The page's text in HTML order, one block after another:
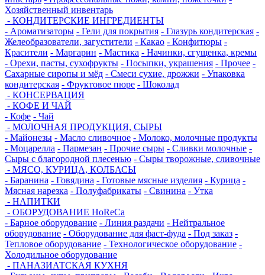
Хозяйственный инвентарь
- КОНДИТЕРСКИЕ ИНГРЕДИЕНТЫ
- Ароматизаторы - Гели для покрытия - Глазурь кондитерская -
Желеобразователи, загустители - Какао - Конфитюры -
Красители - Маргарин - Мастика - Начинки, сгущенка, кремы
- Орехи, пасты, сухофрукты - Посыпки, украшения - Прочее -
Сахарные сиропы и мёд - Смеси сухие, дрожжи - Упаковка
кондитерская - Фруктовое пюре - Шоколад
- КОНСЕРВАЦИЯ
- КОФЕ И ЧАЙ
- Кофе - Чай
- МОЛОЧНАЯ ПРОДУКЦИЯ, СЫРЫ
- Майонезы - Масло сливочное - Молоко, молочные продукты
- Моцарелла - Пармезан - Прочие сыры - Сливки молочные -
Сыры с благородной плесенью - Сыры творожные, сливочные
- МЯСО, КУРИЦА, КОЛБАСЫ
- Баранина - Говядина - Готовые мясные изделия - Курица -
Мясная нарезка - Полуфабрикаты - Свинина - Утка
- НАПИТКИ
- ОБОРУДОВАНИЕ HoReCa
- Барное оборудование - Линия раздачи - Нейтральное
оборудование - Оборудование для фаст-фуда - Под заказ -
Тепловое оборудование - Технологическое оборудование -
Холодильное оборудование
- ПАНАЗИАТСКАЯ КУХНЯ